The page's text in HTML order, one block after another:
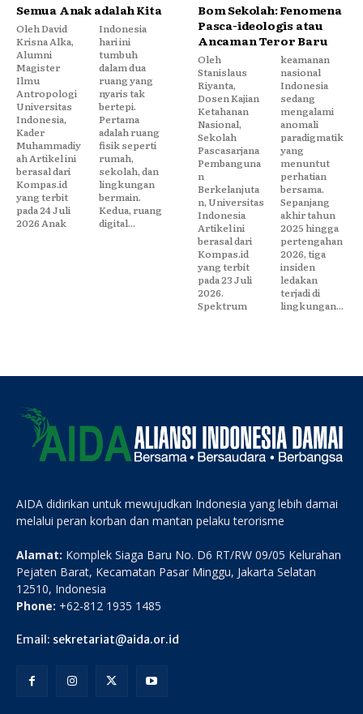
Semua Anak adalah Kita
Oleh David
Krisna Alka,
Alumni
Magister
Ilmu
Antropologi
Universitas
Indonesia,
Kader
Muhammadiy
ah Artikel ini
berasal dari
Kompas.id
yang terbit
pada 24 Juli
2026 Anak
Indonesia
hari ini
tumbuh
dalam dua
ruang yang
nyaris tak
bertepi.
Pertama
adalah ruang
fisik seperti
rumah,
sekolah, dan
lingkungan
bermain.
Kedua, ruang
digital...
Bom Sekolah: Fenomena
Pasca-ideologis atau
Ancaman Teror Baru
Oleh
Stanislaus
Riyanta,
Dosen Kajian
Ketahanan
Nasional,
Sekolah
Pascasarjana
Pembanguna
n
Berkelanjuta
n, Universitas
Indonesia
Artikel ini
berasal dari
Kompas.id
yang terbit
pada 23 Juli
2026.
Spektrum
keamanan
nasional
Indonesia
sedang
mengalami
anomali
paradigmatik
yang
menuntut
perhatian
bersama.
Sepanjang
akhir tahun
2025 hingga
pertengahan
2026, tiga
insiden
ledakan
terjadi di
lingkungan...
AIDA didirikan untuk mewujudkan Indonesia yang lebih damai
melalui peran korban dan mantan pelaku terorisme
Alamat: Komplek Siaga Baru No. D6 RT/RW 09/05 Kelurahan
Pejaten Barat, Kecamatan Pasar Minggu, Jakarta Selatan
12510, Indonesia
Phone: +62-812 1935 1485
Email: sekretariat@aida.or.id